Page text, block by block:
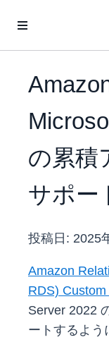
の累積
サポー
投稿日: 2025
Amazon
RDS)
Server 2022
ートするよう